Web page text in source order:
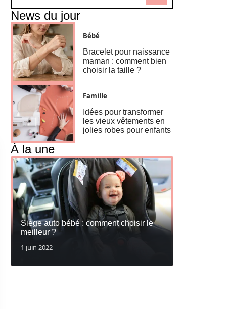
News du jour
Bébé
Bracelet pour naissance
maman : comment bien
choisir la taille ?
Famille
Idées pour transformer
les vieux vêtements en
jolies robes pour enfants
À la une
Siège auto bébé : comment choisir le
meilleur ?
1 juin 2022